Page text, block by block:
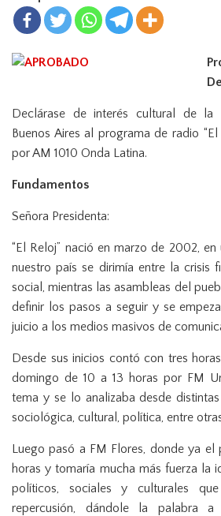
Declárase de interés cultural de la
Buenos Aires al programa de radio
por AM 1010 Onda Latina.
Fundamentos
Señora Presidenta:
“El Reloj” nació en marzo de 2002,
nuestro país se dirimía entre la crisis
social, mientras las asambleas del
definir los pasos a seguir y se
juicio a los medios masivos de
Desde sus inicios contó con tres
domingo de 10 a 13 horas por FM
tema y se lo analizaba desde
sociológica, cultural, política, entre
Luego pasó a FM Flores, donde ya el
horas y tomaría mucha más fuerza la
políticos, sociales y culturales
repercusión, dándole la palabra a